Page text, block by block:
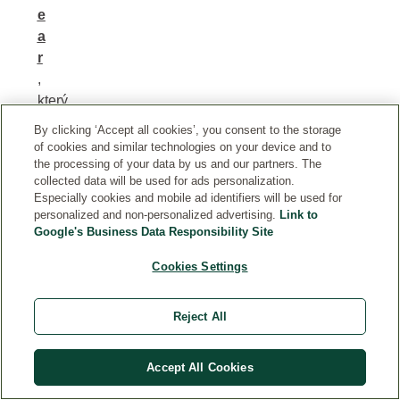
e
a
r
,
který
obsahuje
antibakteriální
extrakt
z
vrbové
kůry,
to
By clicking ‘Accept all cookies’, you consent to the storage
of cookies and similar technologies on your device and to
the processing of your data by us and our partners. The
collected data will be used for ads personalization.
Especially cookies and mobile ad identifiers will be used for
personalized and non-personalized advertising. Link to
Google's Business Data Responsibility Site
Cookies Settings
Reject All
Accept All Cookies